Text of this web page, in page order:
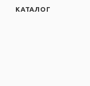
КАТАЛОГ